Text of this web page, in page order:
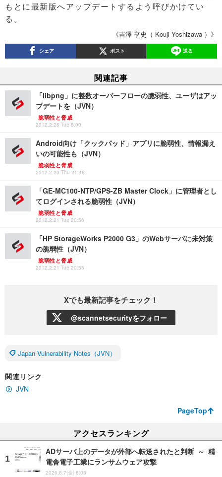
もとに最新版へアップデートするよう呼びかけてい
る。
《吉澤 亨史（ Kouji Yoshizawa ）》
シェア ポスト 送る
関連記事
「libpng」に整数オーバーフローの脆弱性、ユーザはアッ
プデートを（JVN）
脆弱性と脅威
2012.2.28 Tue 8:00
Android向け「クックパッド」アプリに脆弱性、情報漏え
いの可能性も（JVN）
脆弱性と脅威
2012.2.23 Thu 21:48
「GE-MC100-NTP/GPS-ZB Master Clock」に管理者とし
てログインされる脆弱性（JVN）
脆弱性と脅威
2012.2.21 Tue 20:56
「HP StorageWorks P2000 G3」のWebサーバに未対策
の脆弱性（JVN）
脆弱性と脅威
2012.2.21 Tue 20:55
Xでも最新記事をチェック！
@scannetsecurityをフォロー
Japan Vulnerability Notes（JVN）
関連リンク
JVN
PageTop
アクセスランキング
ADサーバ上のデータが外部へ転送されたと判断 ～ 精
電舎電子工業にランサムウェア攻撃
2026.8.7(金) 8:05